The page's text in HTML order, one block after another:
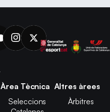
Àrea Tècnica
Seleccions
Altres àrees
Àrbitres